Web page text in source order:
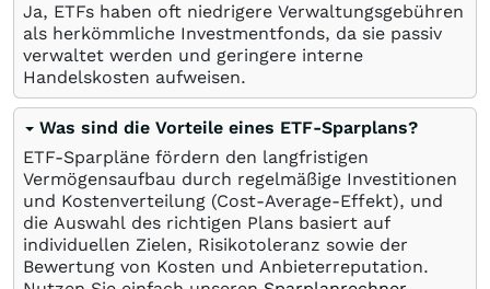
Ja, ETFs haben oft niedrigere Verwaltungsgebühren
als herkömmliche Investmentfonds, da sie passiv
verwaltet werden und geringere interne
Handelskosten aufweisen.
Was sind die Vorteile eines ETF-Sparplans?
ETF-Sparpläne fördern den langfristigen
Vermögensaufbau durch regelmäßige Investitionen
und Kostenverteilung (Cost-Average-Effekt), und
die Auswahl des richtigen Plans basiert auf
individuellen Zielen, Risikotoleranz sowie der
Bewertung von Kosten und Anbieterreputation.